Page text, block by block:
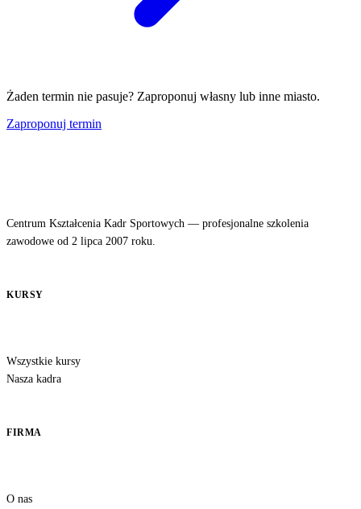
Żaden termin nie pasuje? Zaproponuj własny lub inne miasto.
Zaproponuj termin
Centrum Kształcenia Kadr Sportowych — profesjonalne szkolenia
zawodowe od 2 lipca 2007 roku.
KURSY
Wszystkie kursy
Nasza kadra
FIRMA
O nas